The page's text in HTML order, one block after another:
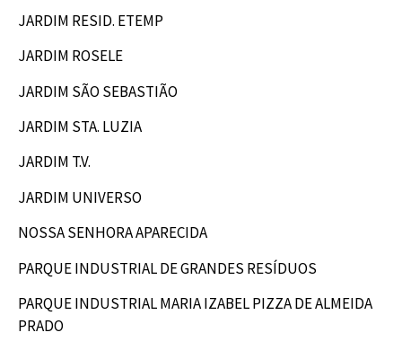
JARDIM RESID. ETEMP
JARDIM ROSELE
JARDIM SÃO SEBASTIÃO
JARDIM STA. LUZIA
JARDIM T.V.
JARDIM UNIVERSO
NOSSA SENHORA APARECIDA
PARQUE INDUSTRIAL DE GRANDES RESÍDUOS
PARQUE INDUSTRIAL MARIA IZABEL PIZZA DE ALMEIDA
PRADO